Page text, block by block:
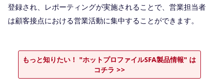
登録され、レポーティングが実施されることで、営業担当者
は顧客接点における営業活動に集中することができます。
もっと知りたい！ "ホットプロファイルSFA製品情報" は
コチラ >>